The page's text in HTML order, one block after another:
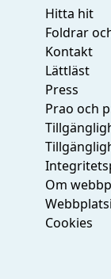
Hitta hit
Foldrar
Kontakt
Lättläst
Press
Prao och
Om
Cookies